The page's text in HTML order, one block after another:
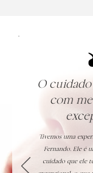
O
com
Tivemos uma
Fernando. Ele é
cuidado que ele